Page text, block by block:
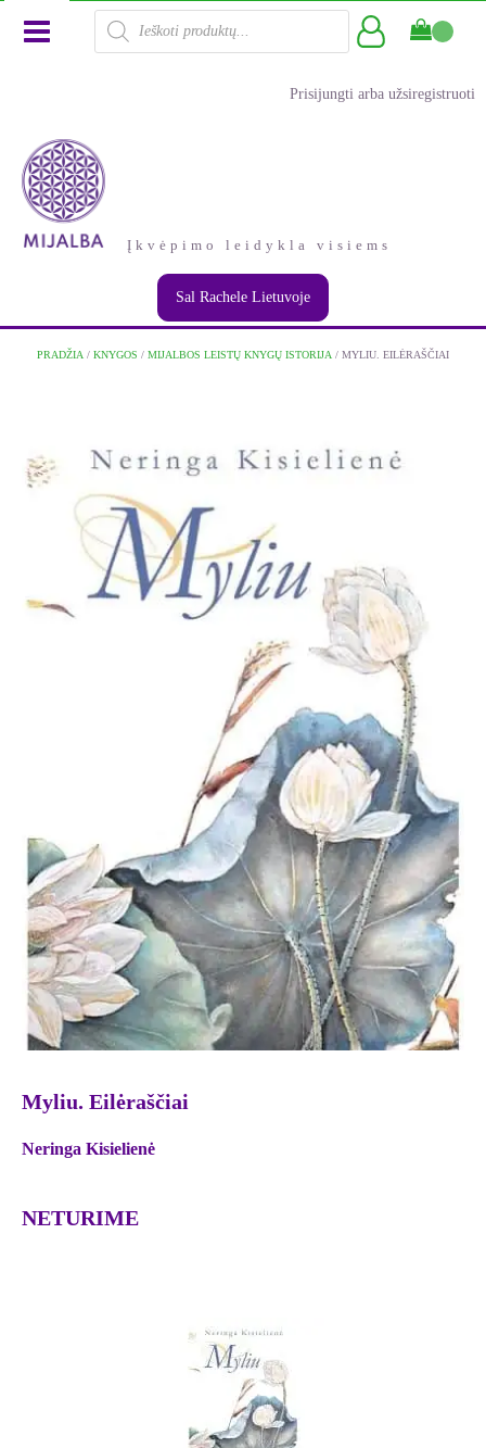
Products
search
Prisijungti arba užsiregistruoti
Įkvėpimo leidykla visiems
Sal Rachele Lietuvoje
PRADŽIA / KNYGOS / MIJALBOS LEISTŲ KNYGŲ ISTORIJA / MYLIU. EILĖRAŠČIAI
Myliu. Eilėraščiai
Neringa Kisielienė
NETURIME